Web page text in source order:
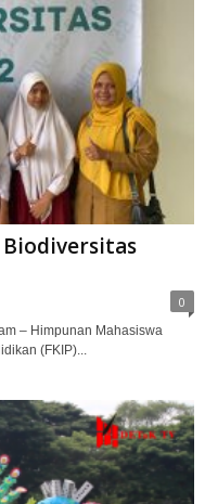
0
– Himpunan Mahasiswa
(FKIP)...